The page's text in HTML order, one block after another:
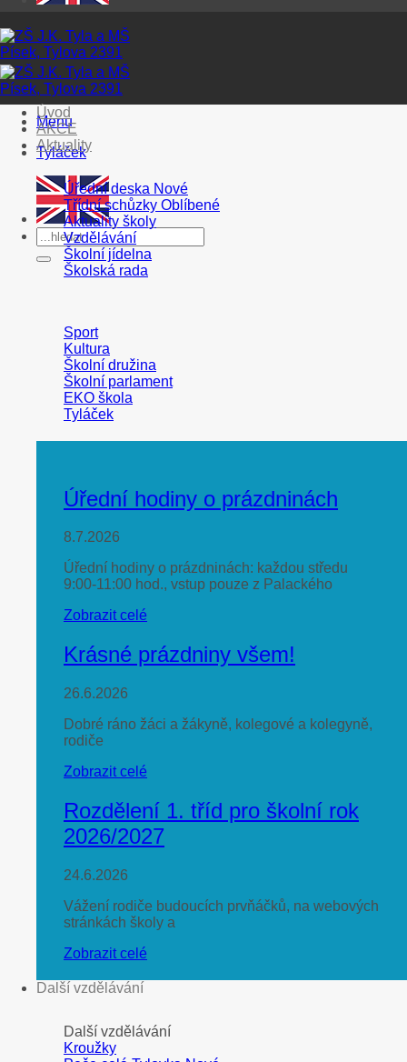
Menu
Tyláček
Úvod
AKCE
Aktuality
Úřední deska
Třídní schůzky
Aktuality školy
Vzdělávání
Školní jídelna
Školská rada
Sport
Kultura
Školní družina
Školní parlament
EKO škola
Tyláček
Úřední hodiny o prázdninách
8.7.2026
Úřední hodiny o prázdninách: každou středu
9:00-11:00 hod., vstup pouze z Palackého
Zobrazit celé
Krásné prázdniny všem!
26.6.2026
Dobré ráno žáci a žákyně, kolegové a kolegyně,
rodiče
Zobrazit celé
Rozdělení 1. tříd pro školní rok
2026/2027
24.6.2026
Vážení rodiče budoucích prvňáčků, na webových
stránkách školy a
Zobrazit celé
Další vzdělávání
Další vzdělávání
Kroužky